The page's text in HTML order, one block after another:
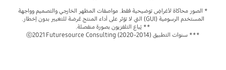
* الصور محاكاة لأغراضٍ توضيحية فقط. مواصفات المظهر الخارجي والتصميم وواجهة
المستخدم الرسومية (GUI) التي لا تؤثر على أداء المنتج عُرضة للتغيير بدون إخطار.
** يُباع التلفزيون بصورة منفصلة.
*** سنوات التطبيق (2014-2020) ⓒ2021 Futuresource Consulting